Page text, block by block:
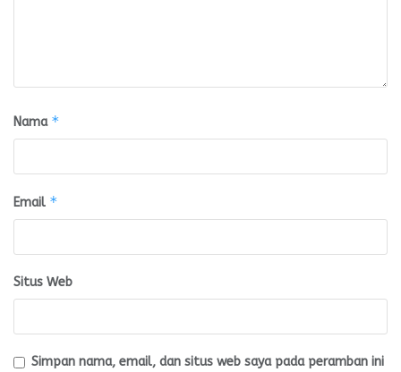
Nama *
Email *
Situs Web
Simpan nama, email, dan situs web saya pada peramban ini